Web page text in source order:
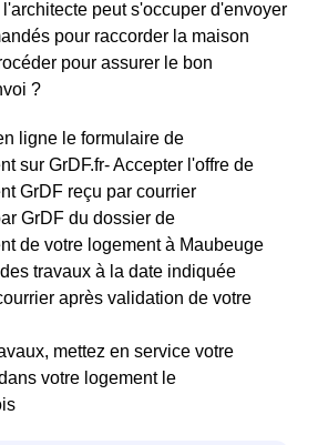
peut s'occuper d'envoyer
pour raccorder la maison
pour assurer le bon
?
ligne le formulaire de
sur GrDF.fr- Accepter l'offre de
GrDF reçu par courrier
GrDF du dossier de
de votre logement à Maubeuge
travaux à la date indiquée
après validation de votre
mettez en service votre
votre logement le